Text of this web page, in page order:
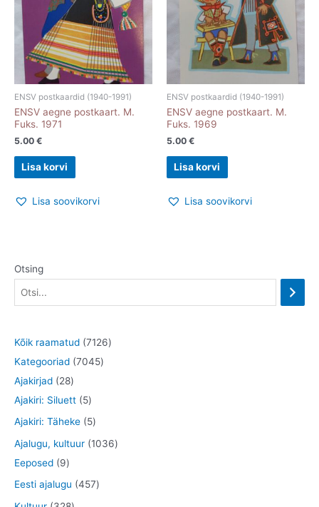
ENSV postkaardid (1940-1991)
ENSV aegne postkaart. M.
Fuks. 1971
5.00 €
Lisa korvi
Lisa soovikorvi
ENSV postkaardid (1940-1991)
ENSV aegne postkaart. M.
Fuks. 1969
5.00 €
Lisa korvi
Lisa soovikorvi
Otsing
Kõik raamatud 71267
o
Kategooriad 70457
Ajakirjad 282
8
t
Ajakiri: Siluett 55
t
o
Ajakiri: Täheke 55
t
o
Ajalugu, kultuur 10361
Eeposed 99
t
o
Eesti ajalugu 4574